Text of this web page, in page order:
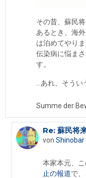
その昔、蘇民
あるとき、海
は泊めてやり
伝染病に悩ま
す。
…あれ、そう
Summe der
Als Antwort
Re: 蘇民将
von
本家本元、
止の報道で